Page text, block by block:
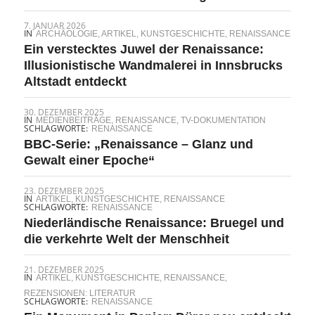
7. JANUAR 2026
IN ARCHÄOLOGIE,ARTIKEL, KUNSTGESCHICHTE, RENAISSANCE
Ein verstecktes Juwel der Renaissance:
Illusionistische Wandmalerei in Innsbrucks
Altstadt entdeckt
30. DEZEMBER 2025
IN MEDIENBEITRÄGE, RENAISSANCE, TV-DOKUMENTATION
SCHLAGWORTE: RENAISSANCE
BBC-Serie: „Renaissance – Glanz und
Gewalt einer Epoche“
23. DEZEMBER 2025
IN ARTIKEL, KUNSTGESCHICHTE, RENAISSANCE
SCHLAGWORTE: RENAISSANCE
Niederländische Renaissance: Bruegel und
die verkehrte Welt der Menschheit
21. DEZEMBER 2025
IN ARTIKEL, KUNSTGESCHICHTE, RENAISSANCE,
REZENSIONEN: LITERATUR
SCHLAGWORTE: RENAISSANCE